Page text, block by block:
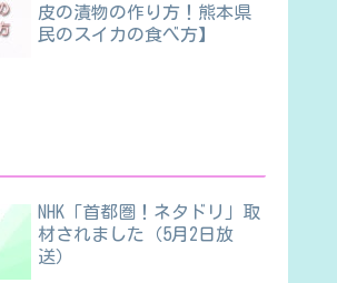
皮の漬物の作り方！熊本県
民のスイカの食べ方】
NHK「首都圏！ネタドリ」取
材されました（5月2日放
送）